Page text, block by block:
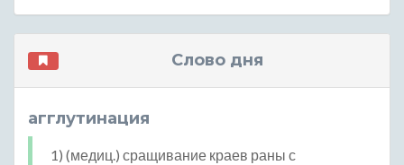
Слово дня
агглутинация
1) (медиц.) сращивание краев раны с